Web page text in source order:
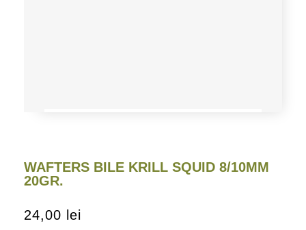
WAFTERS BILE KRILL SQUID 8/10MM
20GR.
24,00 lei